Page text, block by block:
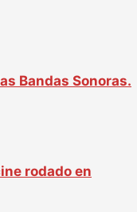
Bandas Sonoras.
rodado en